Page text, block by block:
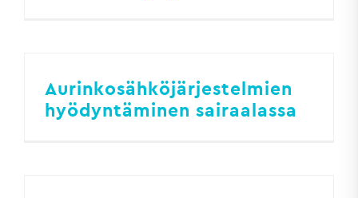
Aurinkosähköjärjestelmien
hyödyntäminen sairaalassa